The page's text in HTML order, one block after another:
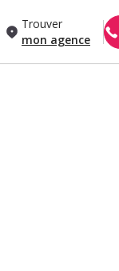
Trouver
mon agence